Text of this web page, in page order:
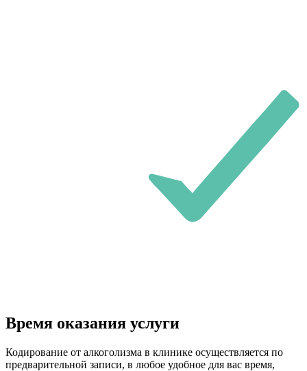
Время оказания услуги
Кодирование от алкоголизма в клинике осуществляется по
предварительной записи, в любое удобное для вас время,